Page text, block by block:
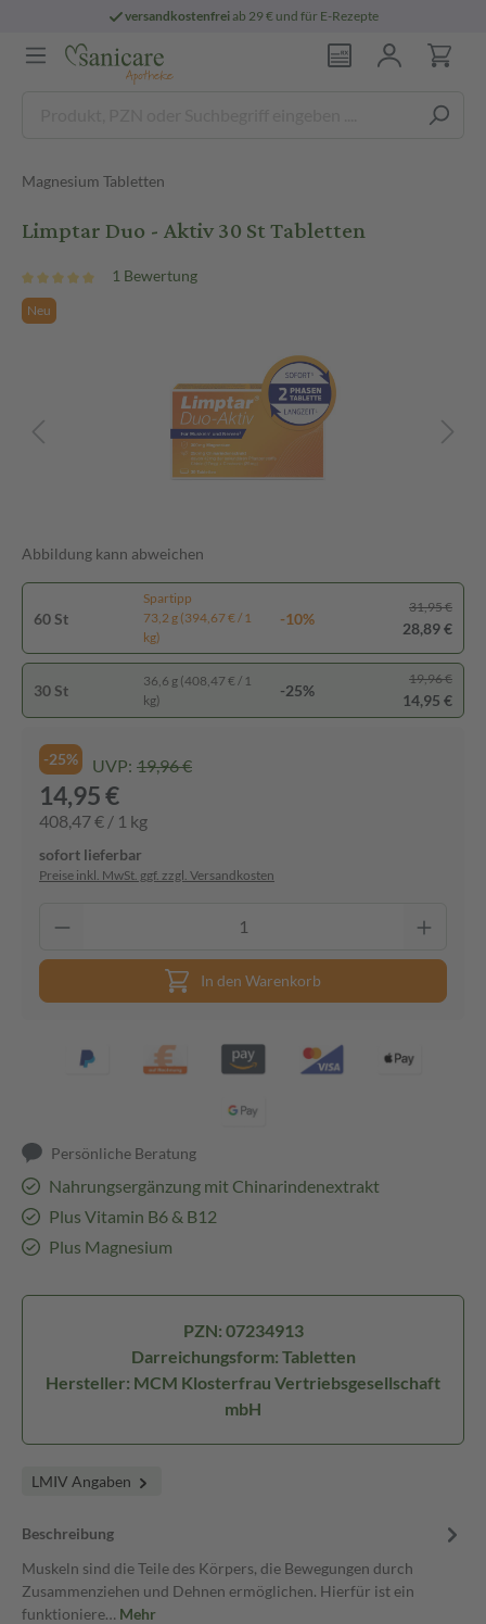
versandkostenfreiab 29 € und für E-Rezepte
Magnesium Tabletten
Limptar Duo - Aktiv 30 St Tabletten
1 Bewertung
Neu
Abbildung kann abweichen
60 St
Spartipp
73,2 g (394,67 € / 1
kg)
-10%
31,95 €
28,89 €
30 St
36,6 g (408,47 € / 1
kg)
-25%
19,96 €
14,95 €
-25% UVP: 19,96 €
14,95 €
408,47 € / 1 kg
sofort lieferbar
Preise inkl. MwSt. ggf. zzgl. Versandkosten
In den Warenkorb
Persönliche Beratung
Nahrungsergänzung mit Chinarindenextrakt
Plus Vitamin B6 & B12
Plus Magnesium
PZN: 07234913
Darreichungsform: Tabletten
Hersteller: MCM Klosterfrau Vertriebsgesellschaft
mbH
LMIV Angaben
Beschreibung
Muskeln sind die Teile des Körpers, die Bewegungen durch
Zusammenziehen und Dehnen ermöglichen. Hierfür ist ein
funktioniere… Mehr